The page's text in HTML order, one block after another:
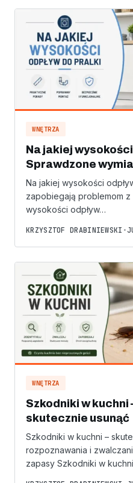
WNĘTRZA
Na jakiej
Sprawdzone
Na jakiej wysokości
zapobiegają problemom z
wysokości odpływ…
KRZYSZTOF DRABINIEWSKI •
WNĘTRZA
Szkodniki w kuchni
skutecznie usunąć
Szkodniki w kuchni –
rozpoznawania i
zapasy Szkodniki w